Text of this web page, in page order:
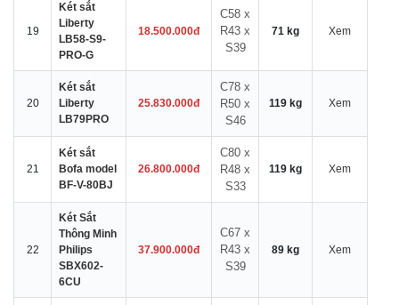
19
Két sắt
Liberty
LB58-S9-
PRO-G
18.500.000đ
C58 x
R43 x
S39
71 kg Xem
20
Két sắt
Liberty
LB79PRO
25.830.000đ
C78 x
R50 x
S46
119 kg Xem
21
Két sắt
Bofa model
BF-V-80BJ
26.800.000đ
C80 x
R48 x
S33
119 kg Xem
22
Két Sắt
Thông Minh
Philips
SBX602-
6CU
37.900.000đ
C67 x
R43 x
S39
89 kg Xem